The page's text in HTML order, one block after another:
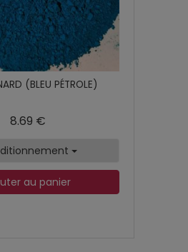
(BLEU PÉTROLE)
8.69 €
au panier